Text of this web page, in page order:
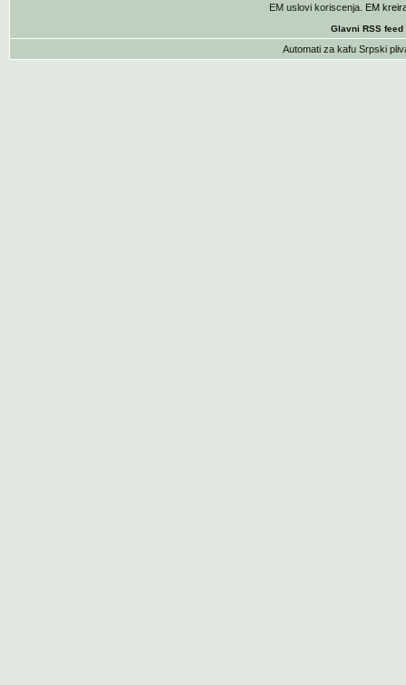
EM uslovi koriscenja . EM
Glavni RSS feed
Automati za kafu Srpski